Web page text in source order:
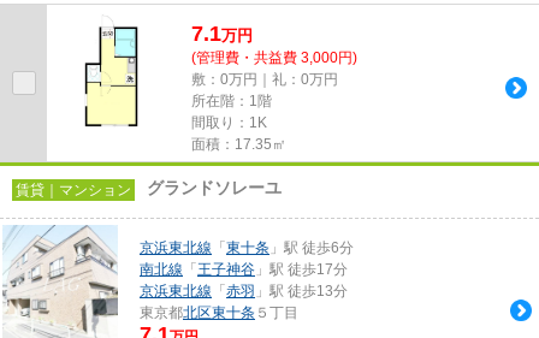
しております！最新の情報は...
7.1万円
(管理費・共益費 3,000円)
敷：0万円｜礼：0万円
所在階：1階
間取り：1K
面積：17.35㎡
賃貸｜マンション グランドソレーユ
京浜東北線 「 東十条 」駅 徒歩6分
南北線 「 王子神谷 」駅 徒歩17分
京浜東北線 「 赤羽 」駅 徒歩13分
東京都北区東十条 ５丁目